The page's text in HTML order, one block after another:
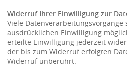
Widerruf Ihrer Einwilligung zur
Viele
ausdrücklichen Einwilligung
erteilte Einwilligung jederzeit
der bis zum Widerruf erfolgten
Widerruf unberührt.